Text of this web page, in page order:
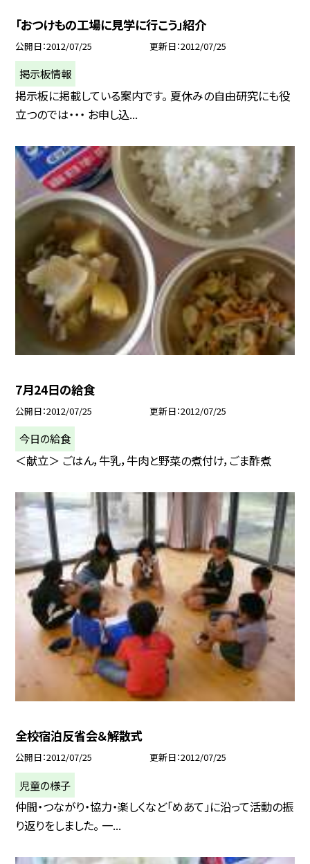
「おつけもの工場に見学に行こう」紹介
公開日 2012/07/25 更新日 2012/07/25
掲示板情報
掲示板に掲載している案内です。 夏休みの自由研究にも役
立つのでは・・・ お申し込...
7月24日の給食
公開日 2012/07/25 更新日 2012/07/25
今日の給食
＜献立＞ ごはん，牛乳，牛肉と野菜の煮付け，ごま酢煮
全校宿泊反省会＆解散式
公開日 2012/07/25 更新日 2012/07/25
児童の様子
仲間・つながり・協力・楽しくなど「めあて」に沿って活動の振
り返りをしました。 一...